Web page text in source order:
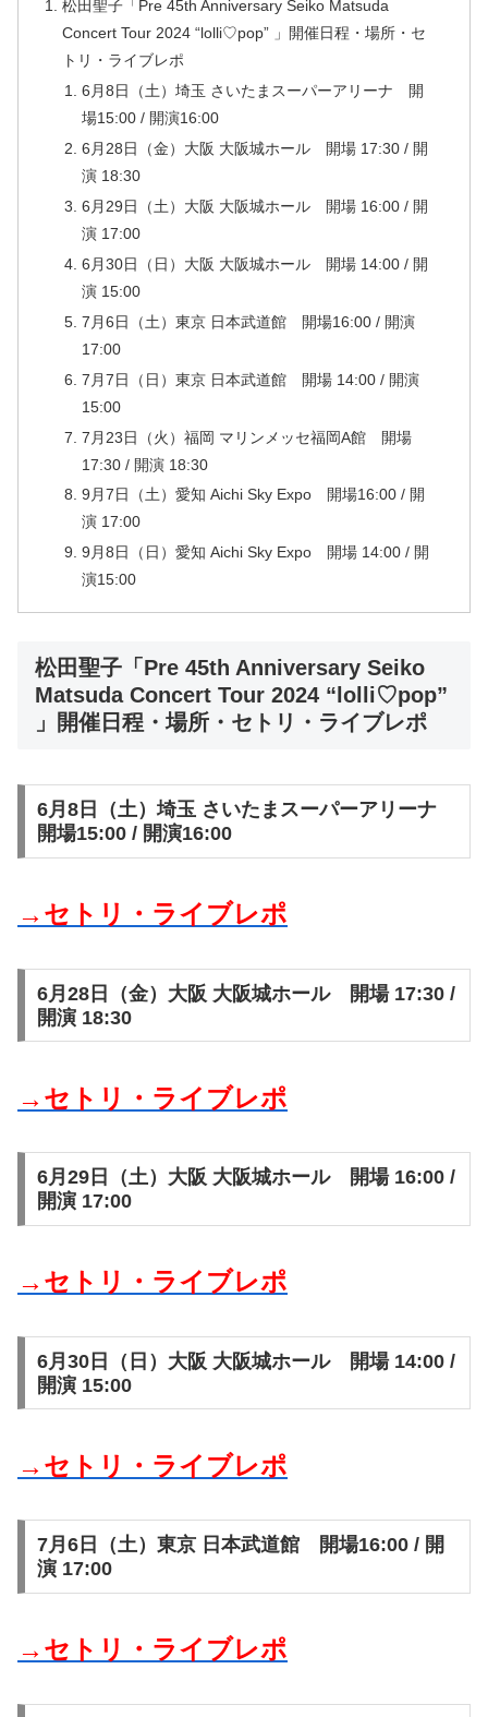
松田聖子「Pre 45th Anniversary Seiko Matsuda
Concert Tour 2024 “lolli♡pop” 」開催日程・場所・セ
トリ・ライブレポ
6月8日（土）埼玉 さいたまスーパーアリーナ 開
場15:00 / 開演16:00
6月28日（金）大阪 大阪城ホール 開場 17:30 / 開
演 18:30
6月29日（土）大阪 大阪城ホール 開場 16:00 / 開
演 17:00
6月30日（日）大阪 大阪城ホール 開場 14:00 / 開
演 15:00
7月6日（土）東京 日本武道館 開場16:00 / 開演
17:00
7月7日（日）東京 日本武道館 開場 14:00 / 開演
15:00
7月23日（火）福岡 マリンメッセ福岡A館 開場
17:30 / 開演 18:30
9月7日（土）愛知 Aichi Sky Expo 開場16:00 / 開
演 17:00
9月8日（日）愛知 Aichi Sky Expo 開場 14:00 / 開
演15:00
松田聖子「Pre 45th Anniversary Seiko
Matsuda Concert Tour 2024 “lolli♡pop”
」開催日程・場所・セトリ・ライブレポ
6月8日（土）埼玉 さいたまスーパーアリーナ
開場15:00 / 開演16:00
→セトリ・ライブレポ
6月28日（金）大阪 大阪城ホール 開場 17:30 /
開演 18:30
→セトリ・ライブレポ
6月29日（土）大阪 大阪城ホール 開場 16:00 /
開演 17:00
→セトリ・ライブレポ
6月30日（日）大阪 大阪城ホール 開場 14:00 /
開演 15:00
→セトリ・ライブレポ
7月6日（土）東京 日本武道館 開場16:00 / 開
演 17:00
→セトリ・ライブレポ